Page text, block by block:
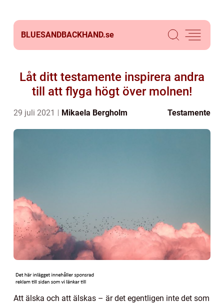
BLUESANDBACKHAND.se
Låt ditt testamente inspirera andra
till att flyga högt över molnen!
29 juli 2021 Mikaela Bergholm Testamente
Att älska och att älskas – är det egentligen inte det som